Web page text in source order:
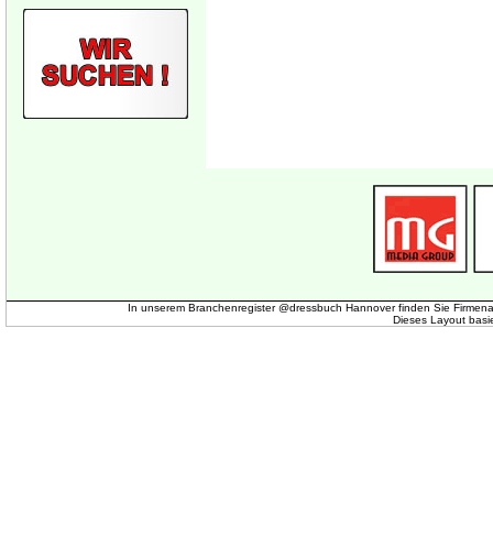
In unserem Branchenregister @dressbuch Hannover finden Sie
Dieses Layout